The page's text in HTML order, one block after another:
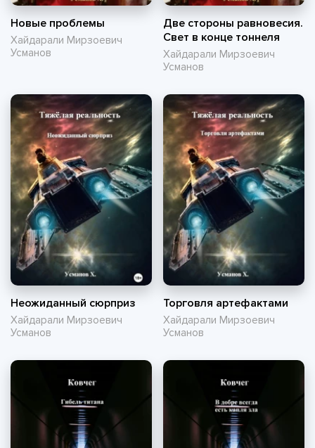
Новые проблемы
Хайдарали Мирзоевич
Усманов
Две стороны равновесия.
Свет в конце тоннеля
Хайдарали Мирзоевич
Усманов
Неожиданный сюрприз
Хайдарали Мирзоевич
Усманов
Торговля артефактами
Хайдарали Мирзоевич
Усманов